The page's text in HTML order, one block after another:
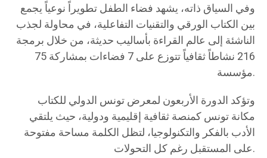
وفي السياق ذاته، يشهد فضاء الطفل تطويراً نوعياً يجمع
بين الكتاب الورقي والتقنيات التفاعلية، في محاولة لجذب
الناشئة إلى عالم القراءة بأساليب حديثة، من خلال برمجة
216 نشاطاً ثقافياً تتوزع على 7 فضاءات بمشاركة 75
مؤسسة.
وتؤكد الدورة الأربعون لمعرض تونس الدولي للكتاب
مكانة تونس كمنصة ثقافية إقليمية ودولية، حيث يلتقي
الأدب بالفكر والتكنولوجيا، لتظل الكلمة مساحة مفتوحة
على المستقبل رغم كل التحولات.